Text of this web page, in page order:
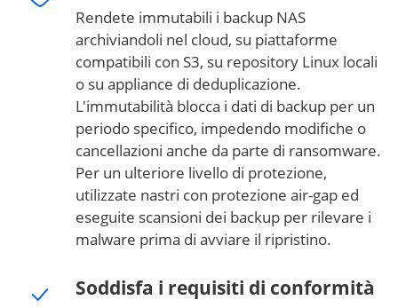
Rendete immutabili i backup NAS
archiviandoli nel cloud, su piattaforme
compatibili con S3, su repository Linux locali
o su appliance di deduplicazione.
L'immutabilità blocca i dati di backup per un
periodo specifico, impedendo modifiche o
cancellazioni anche da parte di ransomware.
Per un ulteriore livello di protezione,
utilizzate nastri con protezione air-gap ed
eseguite scansioni dei backup per rilevare i
malware prima di avviare il ripristino.
Soddisfa i requisiti di conformità